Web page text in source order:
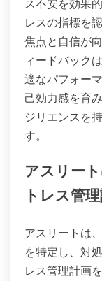
ス不安を効果
レスの指標を
焦点と自信が
ィードバック
適なパフォー
己効力感を育
ジリエンスを
す。
アスリー
トレス管
アスリートは
を特定し、対
レス管理計画